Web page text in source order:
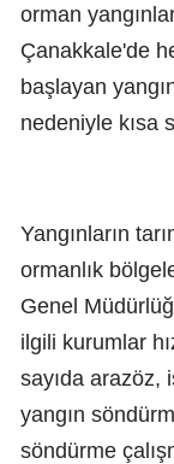
orman
Çanakkale'de
başlayan
nedeniyle kısa
Yangınların
ormanlık
Genel
ilgili kurumlar
sayıda arazöz,
yangın
söndürme